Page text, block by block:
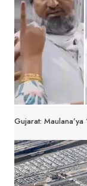
Gujarat: Maulana’ya